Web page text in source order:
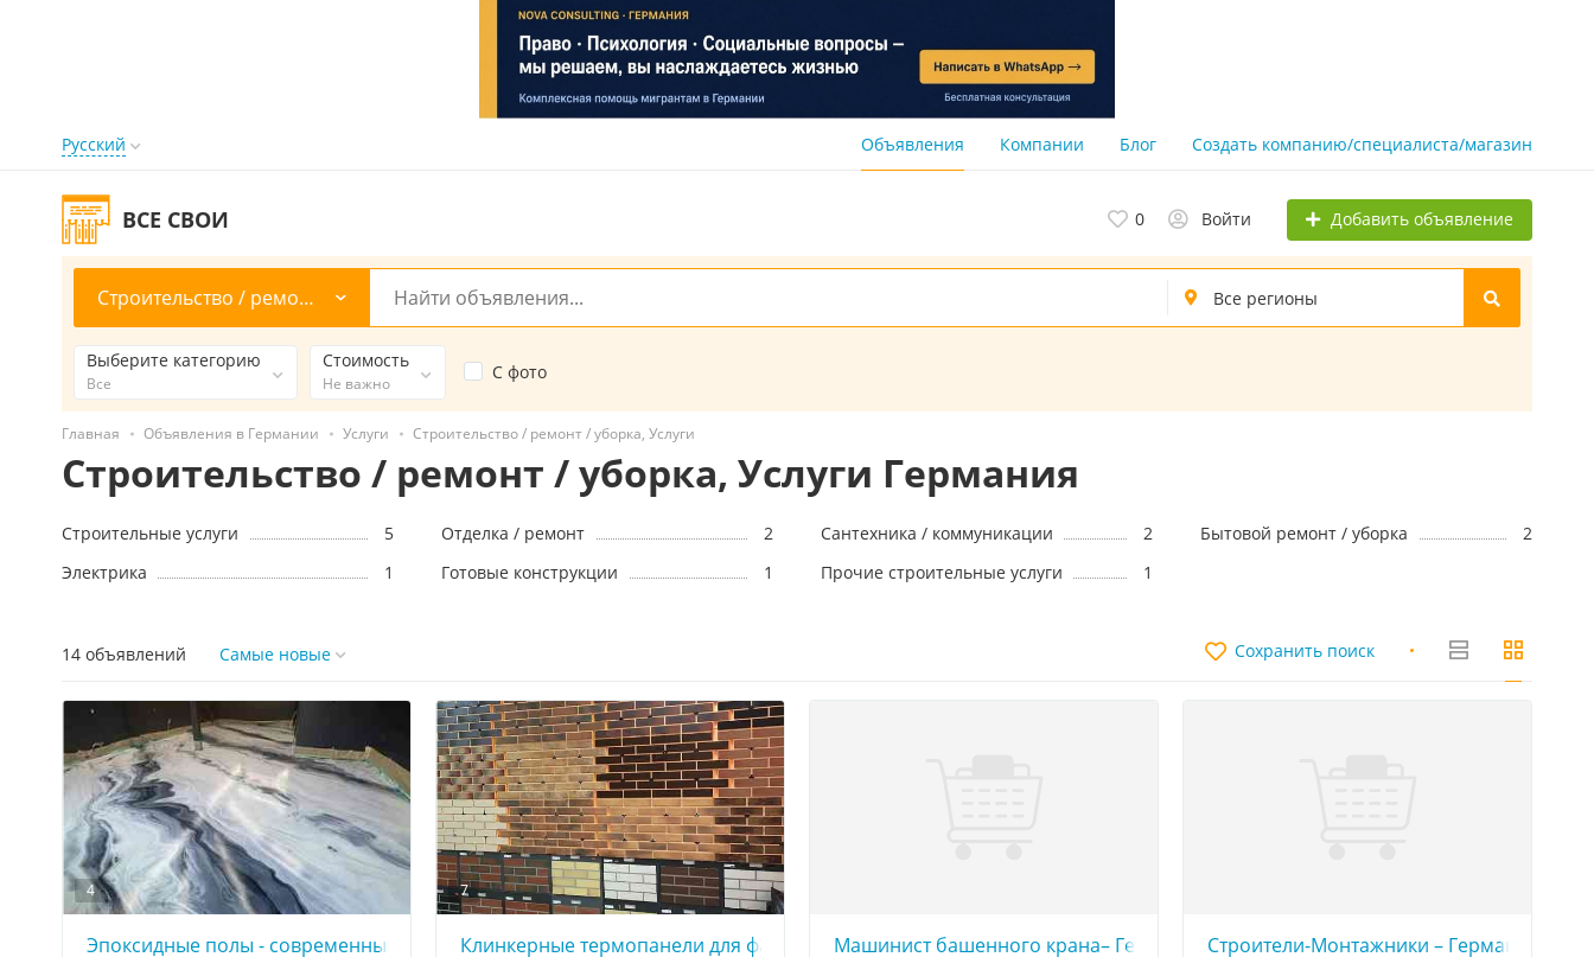
Русский Объявления Компании Блог Создать компанию/специалиста/магазин
ВСЕ СВОИ 0 Войти Добавить объявление
Строительство / ремонт / уборка
Выберите категорию
Все
Стоимость
Не важно
С фото
Главная Объявления в Германии Услуги Строительство / ремонт / уборка, Услуги
Строительство / ремонт / уборка, Услуги Германия
Cтроительные услуги 5 Отделка / ремонт 2 Сантехника / коммуникации 2 Бытовой ремонт / уборка
2
Электрика
1 Готовые конструкции 1 Прочие строительные услуги 1
14 объявлений Самые новые Сохранить поиск
4
Эпоксидные полы - современные, прочные, премиум
7
Клинкерные термопанели для фасада дома — утепление + стильный внешний вид
Mашинист башенного крана– Германия. Стабильная работа в крупной
Строители-Монтажники – Германия.